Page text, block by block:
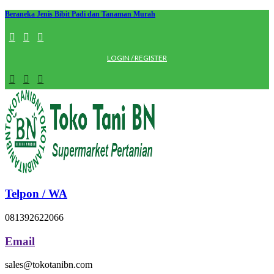
Beraneka Jenis Bibit Padi dan Tanaman Murah
LOGIN / REGISTER
Telpon / WA
081392622066
Email
sales@tokotanibn.com